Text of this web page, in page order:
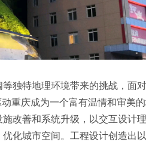
独特地理环境带来的挑战，面
重庆成为一个富有温情和审美
改善和系统升级，以交互设计
化城市空间。工程设计创造出